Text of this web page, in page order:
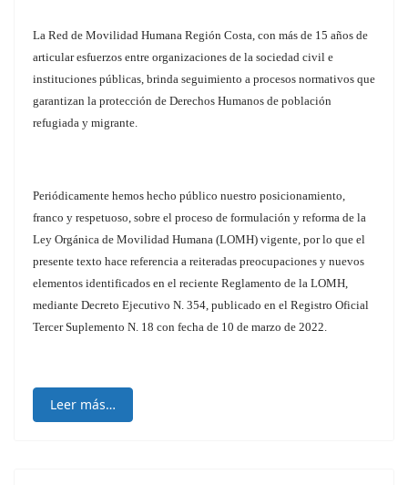
La Red de Movilidad Humana Región Costa, con más de 15 años de
articular esfuerzos entre organizaciones de la sociedad civil e
instituciones públicas, brinda seguimiento a procesos normativos que
garantizan la protección de Derechos Humanos de población
refugiada y migrante.
Periódicamente hemos hecho público nuestro posicionamiento,
franco y respetuoso, sobre el proceso de formulación y reforma de la
Ley Orgánica de Movilidad Humana (LOMH) vigente, por lo que el
presente texto hace referencia a reiteradas preocupaciones y nuevos
elementos identificados en el reciente Reglamento de la LOMH,
mediante Decreto Ejecutivo N. 354, publicado en el Registro Oficial
Tercer Suplemento N. 18 con fecha de 10 de marzo de 2022.
Leer más…